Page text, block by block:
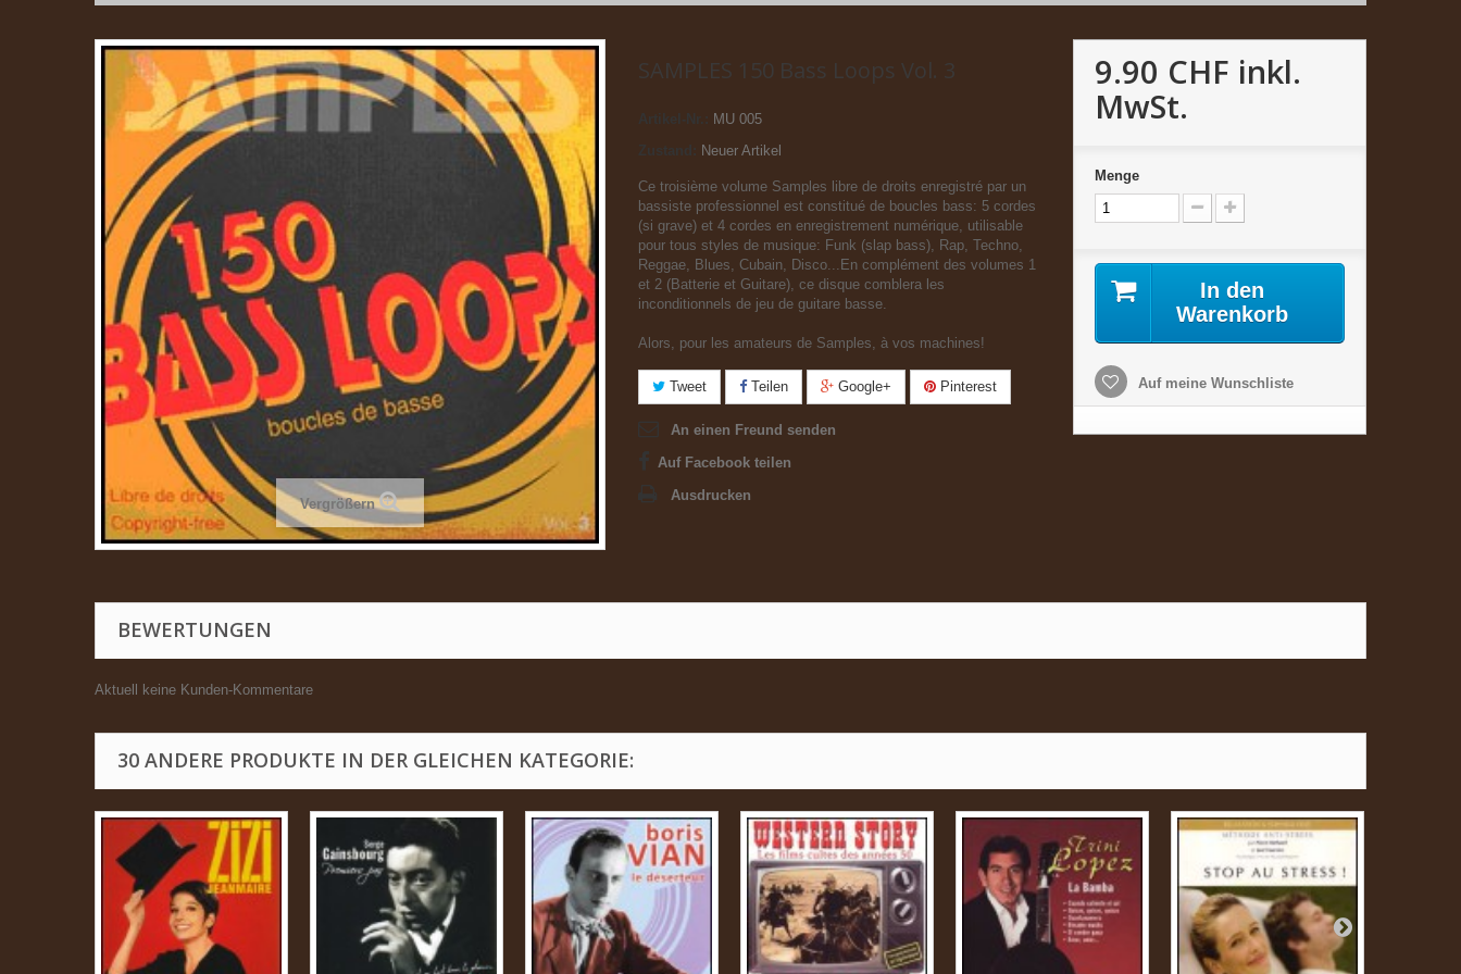
Vergrößern
SAMPLES 150 Bass Loops Vol. 3
Artikel-Nr.:
MU 005
Zustand:
Neuer Artikel
Ce troisième volume Samples libre de droits enregistré par un
bassiste professionnel est constitué de boucles bass: 5 cordes
(si grave) et 4 cordes en enregistrement numérique, utilisable
pour tous styles de musique: Funk (slap bass), Rap, Techno,
Reggae, Blues, Cubain, Disco...En complément des volumes 1
et 2 (Batterie et Guitare), ce disque comblera les
inconditionnels de jeu de guitare basse.
Alors, pour les amateurs de Samples, à vos machines!
Tweet Teilen Google+ Pinterest
An einen Freund senden
Auf Facebook teilen
Ausdrucken
9.90 CHF inkl.
MwSt.
Menge
In den
Warenkorb
Auf meine Wunschliste
BEWERTUNGEN
Aktuell keine Kunden-Kommentare
30 ANDERE PRODUKTE IN DER GLEICHEN KATEGORIE: